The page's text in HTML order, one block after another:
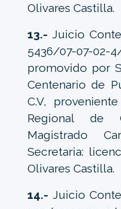
Olivares Castilla.
13.- Juicio
5436/07-07-02-
promovido por
Centenario de
C.V,
Regional de
Magistrado
Secretaria:
Olivares Castilla.
14.- Juicio